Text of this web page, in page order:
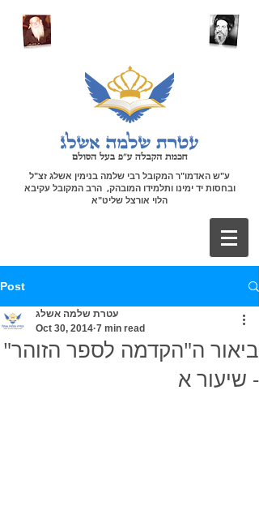
ע"ש האדמו"ר המקובל רבי שלמה בנימין אשלג זצ"ל
ובחסות יד ימינו ותלמידו המובהק, הרב המקובל עקיבא
הלוי אורצל שליט"א
Post
ביאור ה"הקדמה לספר הזוהר"
- שיעור א
עטרת שלמה אשלג
Oct 30, 2014 7 min read